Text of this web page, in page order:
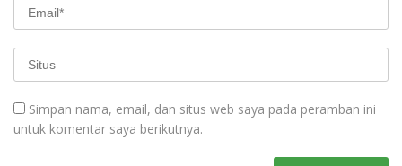
Simpan nama, email, dan situs web saya pada peramban ini
untuk komentar saya berikutnya.